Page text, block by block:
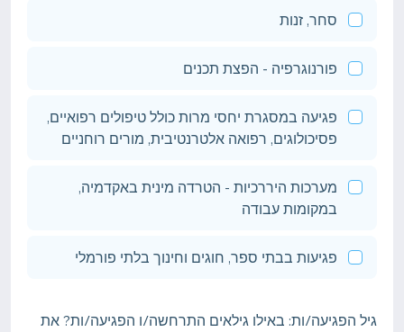
סחר, זנות
פורנוגרפיה - הפצת תכנים
פגיעה במסגרת יחסי מרות כולל טיפולים רפואיים,
פסיכולוגים, רפואה אלטרנטיבית, מורים רוחניים
מערכות היררכיות - הטרדה מינית באקדמיה,
במקומות עבודה
פגיעות בבתי ספר, חוגים וחינוך בלתי פורמלי
גיל הפגיעה/ות: באילו גילאים התרחשה/ו הפגיעה/ות? את